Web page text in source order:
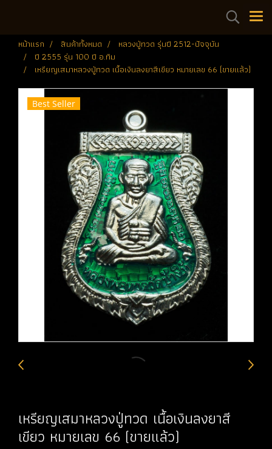
หน้าแรก สินค้าทั้งหมด
หลวงปู่ทวด รุ่นปี 2512-ปัจจุบัน
ปี 2555 รุ่น 100 ปี อ.ทิม
เหรียญเสมาหลวงปู่ทวด เนื้อเงินลงยาสีเขียว หมายเลข 66 (ขายแล้ว)
Best Seller
เหรียญเสมาหลวงปู่ทวด เนื้อเงินลงยาสี
เขียว หมายเลข 66 (ขายแล้ว)